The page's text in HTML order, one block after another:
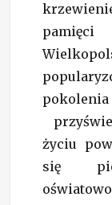
pamięci
życiu
się